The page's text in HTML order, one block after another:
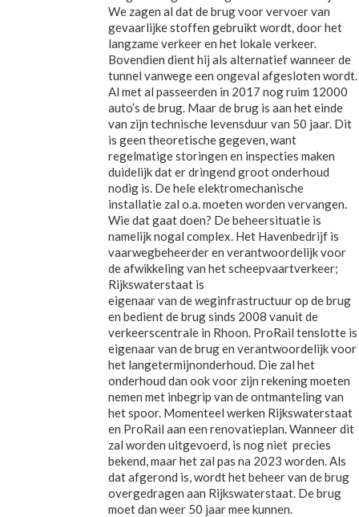
We zagen al dat de brug voor vervoer van
gevaarlijke stoffen gebruikt wordt, door het
langzame verkeer en het lokale verkeer.
Bovendien dient hij als alternatief wanneer de
tunnel vanwege een ongeval afgesloten wordt.
Al met al passeerden in 2017 nog ruim 12000
auto’s de brug. Maar de brug is aan het einde
van zijn technische levensduur van 50 jaar. Dit
is geen theoretische gegeven, want
regelmatige storingen en inspecties maken
duidelijk dat er dringend groot onderhoud
nodig is. De hele elektromechanische
installatie zal o.a. moeten worden vervangen.
Wie dat gaat doen? De beheersituatie is
namelijk nogal complex. Het Havenbedrijf is
vaarwegbeheerder en verantwoordelijk voor
de afwikkeling van het scheepvaartverkeer;
Rijkswaterstaat is
eigenaar van de weginfrastructuur op de brug
en bedient de brug sinds 2008 vanuit de
verkeerscentrale in Rhoon. ProRail tenslotte is
eigenaar van de brug en verantwoordelijk voor
het langetermijnonderhoud. Die zal het
onderhoud dan ook voor zijn rekening moeten
nemen met inbegrip van de ontmanteling van
het spoor. Momenteel werken Rijkswaterstaat
en ProRail aan een renovatieplan. Wanneer dit
zal worden uitgevoerd, is nog niet precies
bekend, maar het zal pas na 2023 worden. Als
dat afgerond is, wordt het beheer van de brug
overgedragen aan Rijkswaterstaat. De brug
moet dan weer 50 jaar mee kunnen.